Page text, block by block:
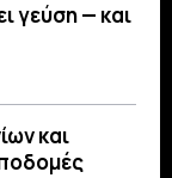
γεύση — και
και